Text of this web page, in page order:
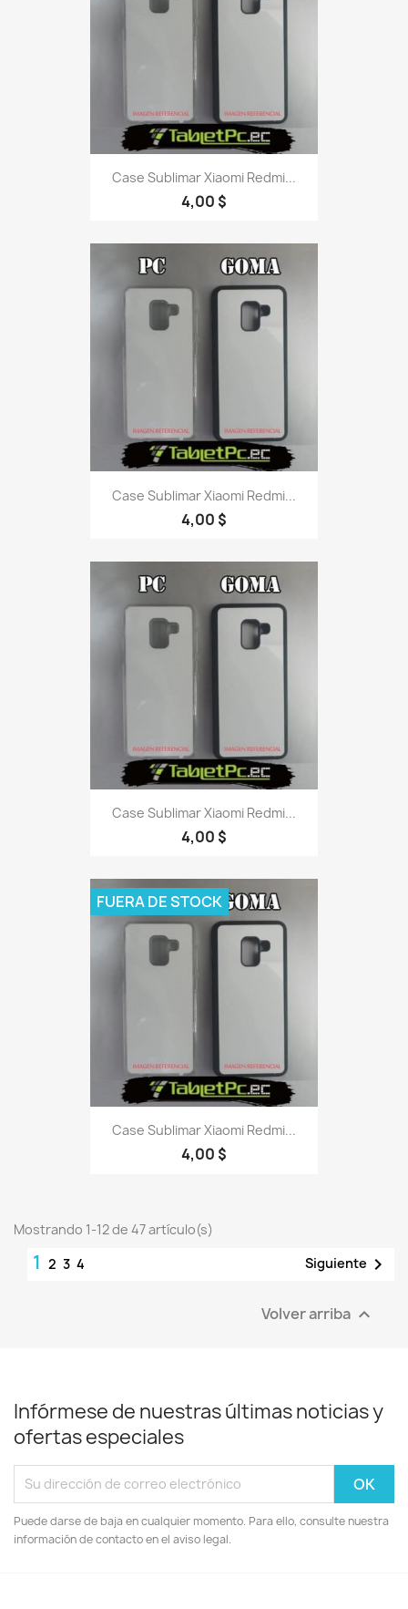
Case Sublimar Xiaomi Redmi...
4,00 $
Case Sublimar Xiaomi Redmi...
4,00 $
Case Sublimar Xiaomi Redmi...
4,00 $
Case Sublimar Xiaomi Redmi...
4,00 $
FUERA DE STOCK
Mostrando 1-12 de 47 artículo(s)
1 2 3 4 Siguiente 
Volver arriba 
Infórmese de nuestras últimas noticias y
ofertas especiales
Puede darse de baja en cualquier momento. Para ello, consulte nuestra
información de contacto en el aviso legal.